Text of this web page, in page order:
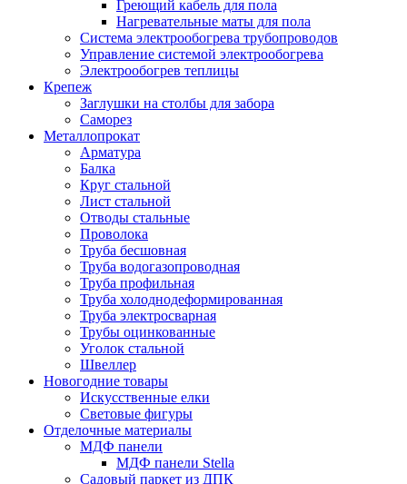
Греющий кабель для пола
Нагревательные маты для пола
Система электрообогрева трубопроводов
Управление системой электрообогрева
Электрообогрев теплицы
Крепеж
Заглушки на столбы для забора
Саморез
Металлопрокат
Арматура
Балка
Круг стальной
Лист стальной
Отводы стальные
Проволока
Труба бесшовная
Труба водогазопроводная
Труба профильная
Труба холоднодеформированная
Труба электросварная
Трубы оцинкованные
Уголок стальной
Швеллер
Новогодние товары
Искусственные елки
Световые фигуры
Отделочные материалы
МДФ панели
МДФ панели Stella
Садовый паркет из ДПК